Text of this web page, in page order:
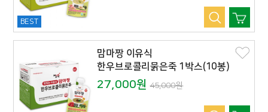
BEST
맘마짱 이유식
한우브로콜리묽은죽 1박스(10봉)
27,000원45,000원